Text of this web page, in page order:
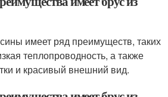
имеет ряд преимуществ, таких
теплопроводность, а также
и красивый внешний вид.